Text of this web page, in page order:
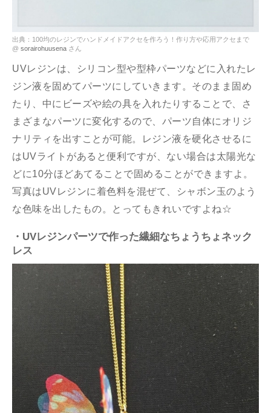
出典：100均のレジンでハンドメイドアクセを作ろう！作り方や応用アクセまで
@ sorairohuusena さん
UVレジンは、シリコン型や型枠パーツなどに入れたレ
ジン液を固めてパーツにしていきます。そのまま固め
たり、中にビーズや絵の具を入れたりすることで、さ
まざまなパーツに変化するので、パーツ自体にオリジ
ナリティを出すことが可能。レジン液を硬化させるに
はUVライトがあると便利ですが、ない場合は太陽光な
どに10分ほどあてることで固めることができますよ。
写真はUVレジンに着色料を混ぜて、シャボン玉のよう
な色味を出したもの。とってもきれいですよね☆
・UVレジンパーツで作った繊細なちょうちょネック
レス